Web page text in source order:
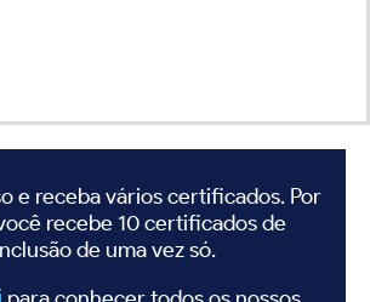
e receba vários certificados. Por
recebe 10 certificados de
de uma vez só.